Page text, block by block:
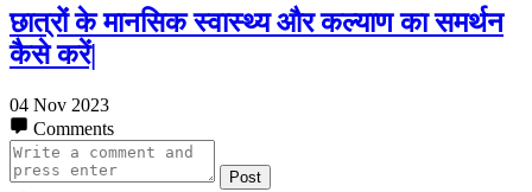
छात्रों के मानसिक स्वास्थ्य और कल्याण का समर्थन
कैसे करें|
04 Nov 2023
Comments
Post